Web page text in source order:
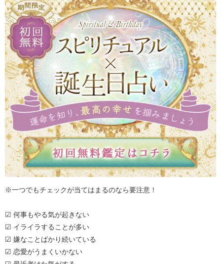
※一つでもチェックが当てはまるのなら要注意！
☑ 何事もやる気が起きない
☑ イライラすることが多い
☑ 嫌なことばかり続いている
☑ 恋愛がうまくいかない